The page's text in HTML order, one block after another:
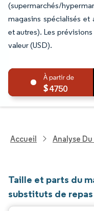
(supermarchés/
magasins spécialisés et
et autres). Les
valeur (USD).
4750
Accueil Analyse
Taille et parts du
substituts de repas